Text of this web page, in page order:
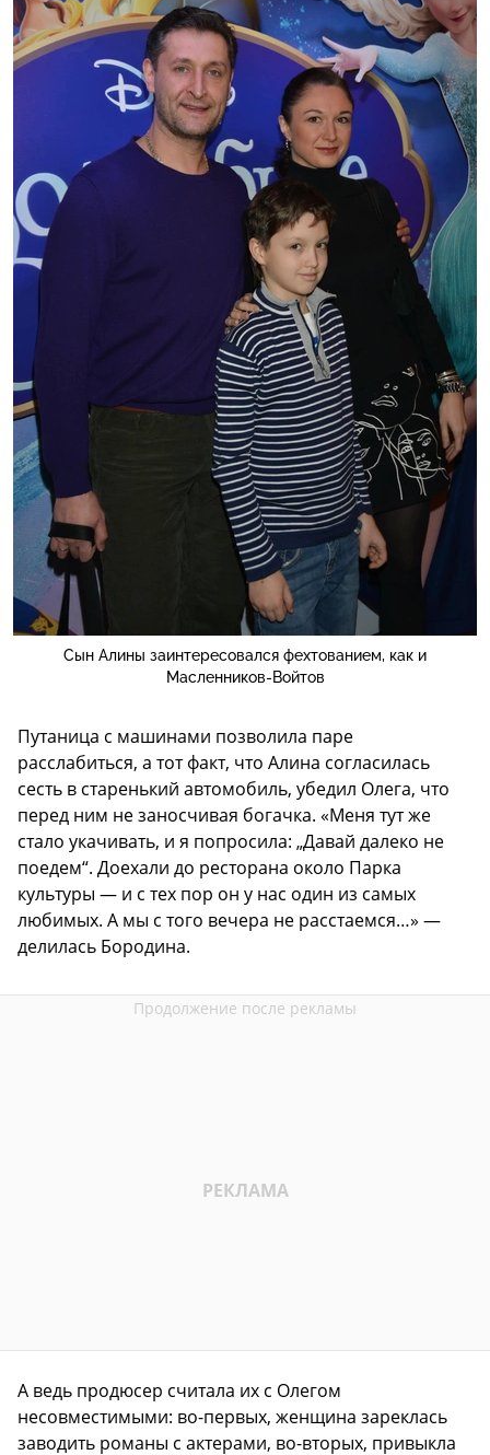
Сын Алины заинтересовался фехтованием, как и
Масленников-Войтов
Путаница с машинами позволила паре
расслабиться, а тот факт, что Алина согласилась
сесть в старенький автомобиль, убедил Олега, что
перед ним не заносчивая богачка. «Меня тут же
стало укачивать, и я попросила: „Давай далеко не
по­едем“. Доехали до ресторана около Парка
культуры — и с тех пор он у нас один из самых
любимых. А мы с того вечера не расстаемся…» —
делилась Бородина.
А ведь продюсер считала их с Олегом
несовместимыми: во-первых, женщина зареклась
заводить романы с актерами, во-вторых, привыкла